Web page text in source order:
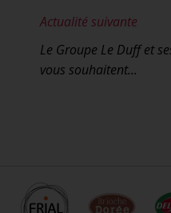
Actualité suivante
Le Groupe Le Duff et
vous souhaitent...